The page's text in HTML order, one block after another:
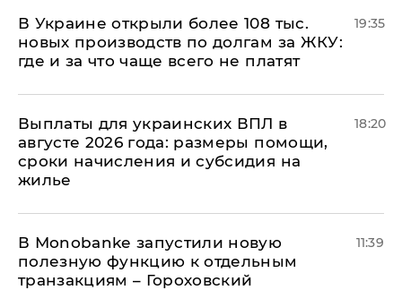
В Украине открыли более 108 тыс.
новых производств по долгам за ЖКУ:
где и за что чаще всего не платят
19:35
Выплаты для украинских ВПЛ в
августе 2026 года: размеры помощи,
сроки начисления и субсидия на
жилье
18:20
В Мonobankе запустили новую
полезную функцию к отдельным
транзакциям – Гороховский
11:39